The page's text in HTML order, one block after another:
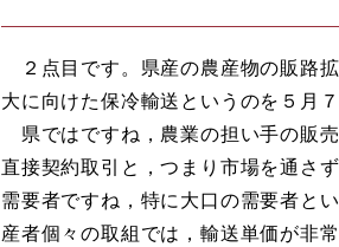
２点目です。県産の農産物の販路
大に向けた保冷輸送というのを５月
県ではですね，農業の担い手の販
直接契約取引と，つまり市場を通さ
需要者ですね，特に大口の需要者と
産者個々の取組では，輸送単価が非